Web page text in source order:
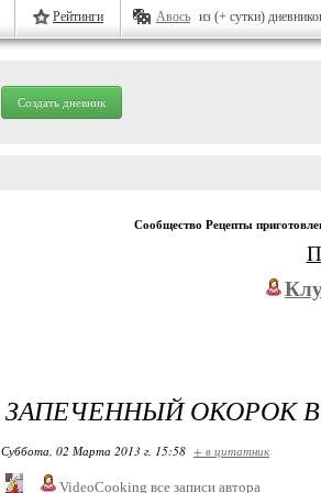
Рейтинги Авось из (+ сутки)
Создать дневник
Сообщество Рецепты
ЗАПЕЧЕННЫЙ ОКОРОК
Суббота, 02 Марта 2013 г. 15:58 + в цитатник
VideoCooking все записи автора